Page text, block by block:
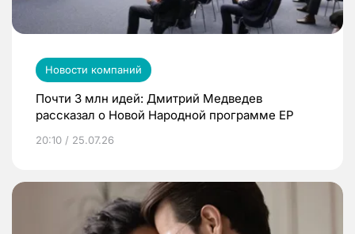
Новости компаний
Почти 3 млн идей: Дмитрий Медведев
рассказал о Новой Народной программе ЕР
20:10 / 25.07.26